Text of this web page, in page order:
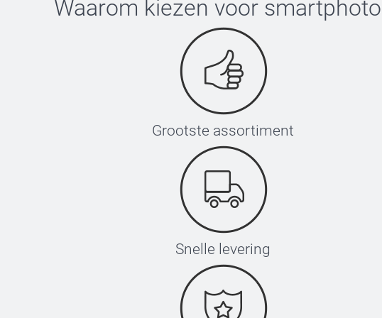
Waarom kiezen voor smartphoto
Grootste assortiment
Snelle levering